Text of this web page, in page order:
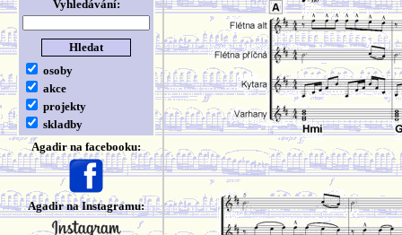
Vyhledávání:
osoby
akce
projekty
skladby
Agadir na facebooku:
Agadir na Instagramu: